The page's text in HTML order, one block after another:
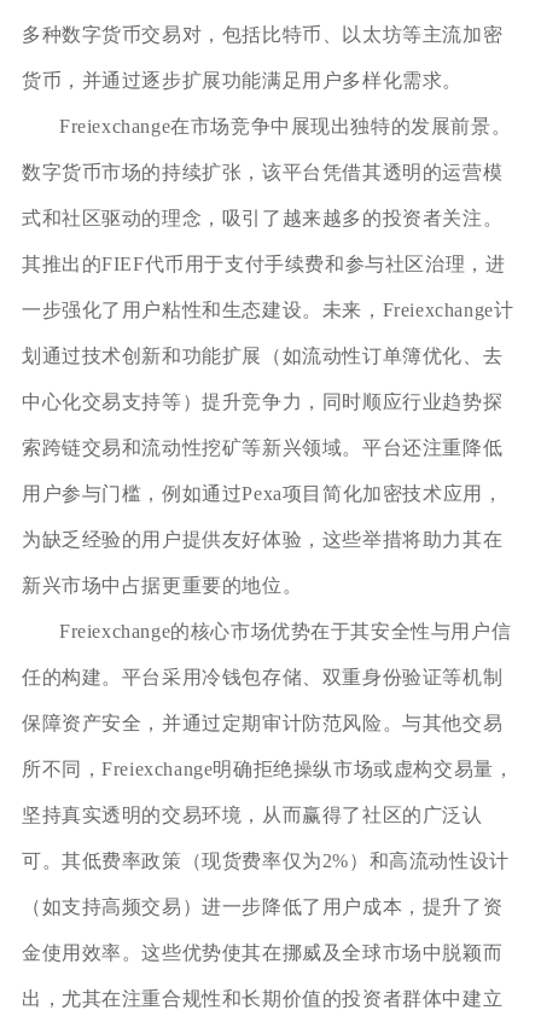
多种数字货币交易对，包括比特币、以太坊等主流加密
货币，并通过逐步扩展功能满足用户多样化需求。
Freiexchange在市场竞争中展现出独特的发展前景。
数字货币市场的持续扩张，该平台凭借其透明的运营模
式和社区驱动的理念，吸引了越来越多的投资者关注。
其推出的FIEF代币用于支付手续费和参与社区治理，进
一步强化了用户粘性和生态建设。未来，Freiexchange计
划通过技术创新和功能扩展（如流动性订单簿优化、去
中心化交易支持等）提升竞争力，同时顺应行业趋势探
索跨链交易和流动性挖矿等新兴领域。平台还注重降低
用户参与门槛，例如通过Pexa项目简化加密技术应用，
为缺乏经验的用户提供友好体验，这些举措将助力其在
新兴市场中占据更重要的地位。
Freiexchange的核心市场优势在于其安全性与用户信
任的构建。平台采用冷钱包存储、双重身份验证等机制
保障资产安全，并通过定期审计防范风险。与其他交易
所不同，Freiexchange明确拒绝操纵市场或虚构交易量，
坚持真实透明的交易环境，从而赢得了社区的广泛认
可。其低费率政策（现货费率仅为2%）和高流动性设计
（如支持高频交易）进一步降低了用户成本，提升了资
金使用效率。这些优势使其在挪威及全球市场中脱颖而
出，尤其在注重合规性和长期价值的投资者群体中建立